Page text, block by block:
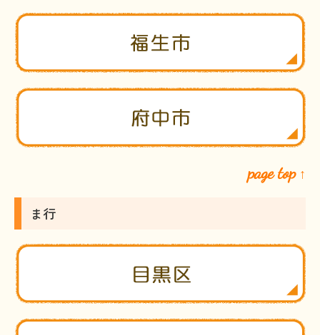
page top↑
ま行